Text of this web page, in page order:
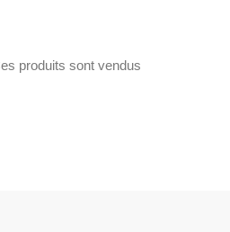
produits sont vendus